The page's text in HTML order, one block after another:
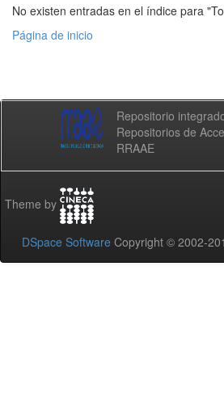
No existen entradas en el índice para
Página de inicio
Repositorio
Repositorios de
RRAAE
Theme by
DSpace Software Copyright © 2002-